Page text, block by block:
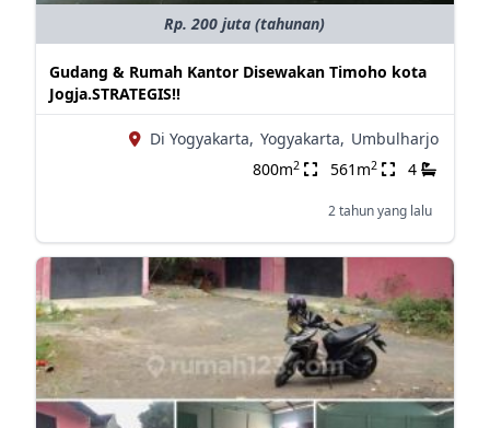
Rp. 200 juta (tahunan)
Gudang & Rumah Kantor Disewakan Timoho kota
Jogja.STRATEGIS!!
Di Yogyakarta, Yogyakarta, Umbulharjo
800m2 561m2 4
2 tahun yang lalu